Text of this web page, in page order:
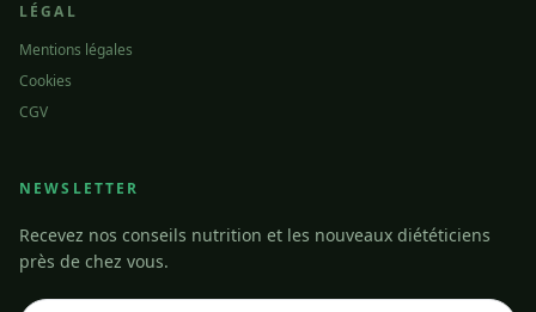
LÉGAL
Mentions légales
Cookies
CGV
NEWSLETTER
Recevez nos conseils nutrition et les nouveaux diététiciens
près de chez vous.